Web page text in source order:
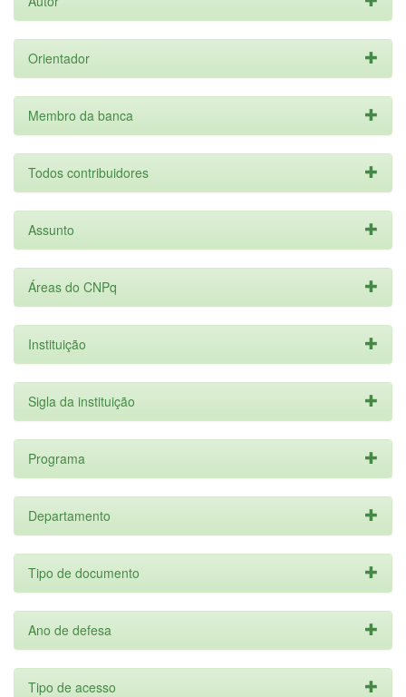
Orientador
Membro da banca
Todos contribuidores
Assunto
Áreas do CNPq
Instituição
Sigla da instituição
Programa
Departamento
Tipo de documento
Ano de defesa
Tipo de acesso